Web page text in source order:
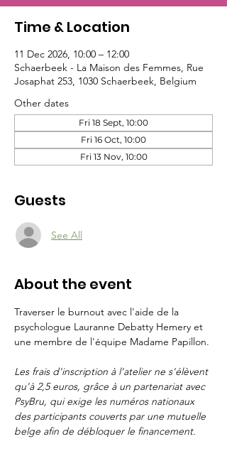
Time & Location
11 Dec 2026, 10:00 – 12:00
Schaerbeek - La Maison des Femmes, Rue
Josaphat 253, 1030 Schaerbeek, Belgium
Other dates
Fri 18 Sept, 10:00
Fri 16 Oct, 10:00
Fri 13 Nov, 10:00
Guests
See All
About the event
Traverser le burnout avec l'aide de la
psychologue Lauranne Debatty Hemery et
une membre de l'équipe Madame Papillon.
Les frais d'inscription à l'atelier ne s'élèvent
qu'à 2,5 euros, grâce à un partenariat avec
PsyBru, qui exige les numéros nationaux
des participants couverts par une mutuelle
belge afin de débloquer le financement.